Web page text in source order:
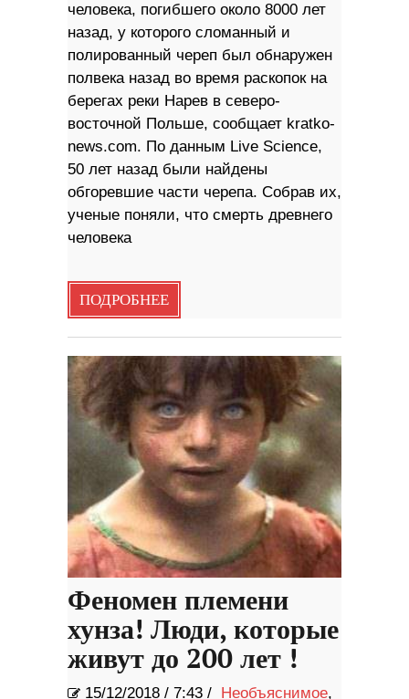
человека, погибшего около 8000 лет
назад, у которого сломанный и
полированный череп был обнаружен
полвека назад во время раскопок на
берегах реки Нарев в северо-
восточной Польше, сообщает kratko-
news.com. По данным Live Science,
50 лет назад были найдены
обгоревшие части черепа. Собрав их,
ученые поняли, что смерть древнего
человека
ПОДРОБНЕЕ
Феномен племени
хунза! Люди, которые
живут до 200 лет !
15/12/2018 / 7:43 / Необъяснимое,